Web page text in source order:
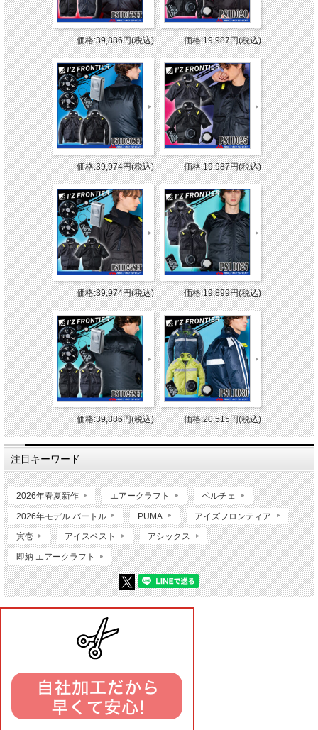
価格:39,886円(税込) 価格:19,987円(税込)
価格:39,974円(税込) 価格:19,987円(税込)
価格:39,974円(税込) 価格:19,899円(税込)
価格:39,886円(税込) 価格:20,515円(税込)
注目キーワード
2026年春夏新作 エアークラフト ペルチェ
2026年モデル バートル PUMA アイズフロンティア
寅壱 アイスベスト アシックス
即納 エアークラフト